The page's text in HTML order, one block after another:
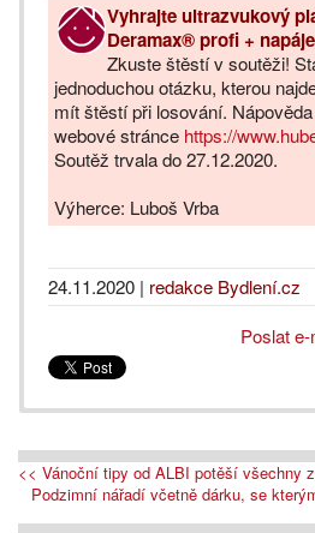
Vyhrajte ultrazvukový
Deramax® profi +
Zkuste štěstí v soutěži!
jednoduchou otázku, kterou
mít štěstí při losování.
webové stránce https://
Soutěž trvala do 27.12.2020.
Výherce: Luboš Vrba
24.11.2020 | redakce Bydlení.cz
Poslat
<< Vánoční tipy od ALBI potěší všechny
Podzimní nářadí včetně dárku, se